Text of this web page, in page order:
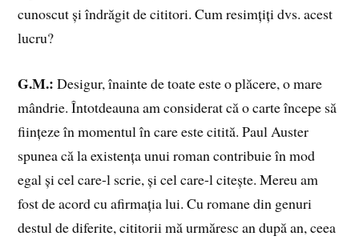
cunoscut și îndrăgit de cititori. Cum resimțiți dvs. acest
lucru?
G.M.: Desigur, înainte de toate este o plăcere, o mare
mândrie. Întotdeauna am considerat că o carte începe să
ființeze în momentul în care este citită. Paul Auster
spunea că la existența unui roman contribuie în mod
egal și cel care-l scrie, și cel care-l citește. Mereu am
fost de acord cu afirmația lui. Cu romane din genuri
destul de diferite, cititorii mă urmăresc an după an, ceea